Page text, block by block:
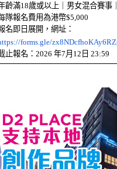
齡滿18歲或以上｜男女混合賽事
隊報名費用為港幣$5,000
名即日展開，網址：
forms.gle/
止報名： 2026 年7 月 12 日 23:59